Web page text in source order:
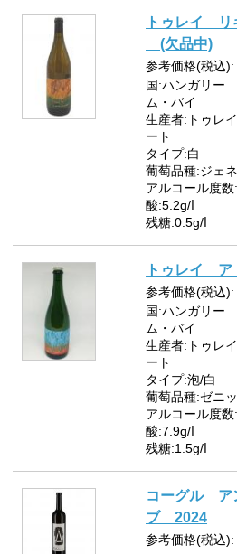
トゥレイ
(欠品中)
参考価格(税込):
国:ハンガリー
ム・バイ
生産者:トゥレ
ート
タイプ:白
葡萄品種:ジェ
アルコール度
酸:5.2g/ⅼ
残糖:0.5g/ⅼ
トゥレイ
参考価格(税込):
国:ハンガリー
ム・バイ
生産者:トゥレ
ート
タイプ:泡/白
葡萄品種:ゼニ
アルコール度
酸:7.9g/ⅼ
残糖:1.5g/ⅼ
コーグル ア
ブ 2024
参考価格(税込):